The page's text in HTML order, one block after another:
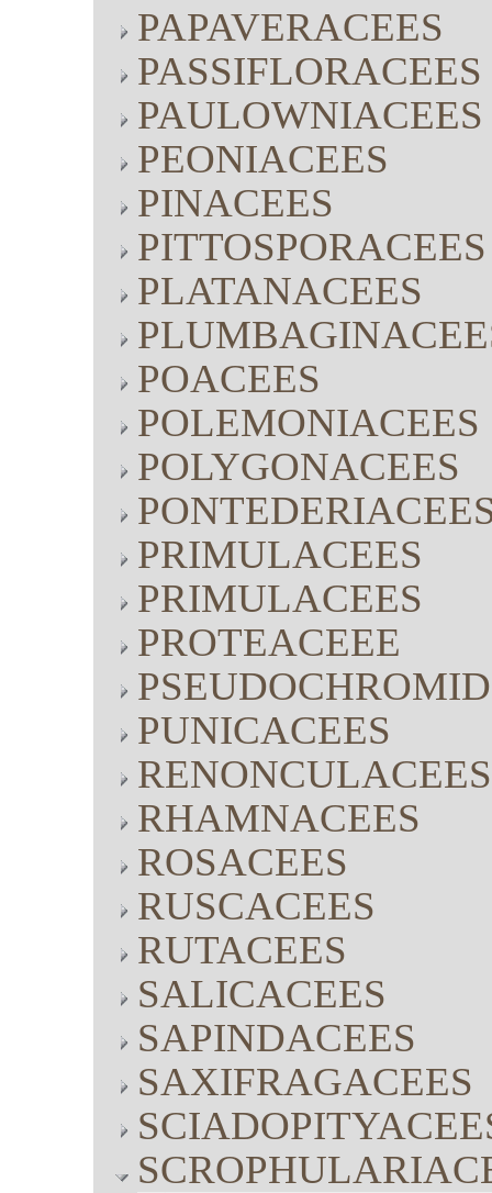
PAPAVERACEES
PASSIFLORACEES
PAULOWNIACEES
PEONIACEES
PINACEES
PITTOSPORACEES
PLATANACEES
POACEES
POLEMONIACEES
POLYGONACEES
PRIMULACEES
PRIMULACEES
PROTEACEEE
PUNICACEES
RENONCULACEES
RHAMNACEES
ROSACEES
RUSCACEES
RUTACEES
SALICACEES
SAPINDACEES
SAXIFRAGACEES